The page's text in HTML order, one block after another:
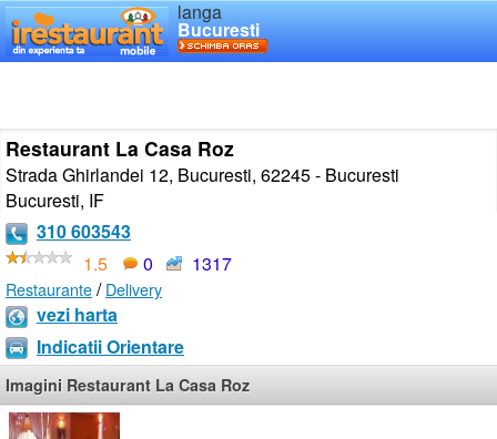
langa
Bucuresti
Restaurant La Casa Roz
Strada Ghirlandei 12, Bucuresti, 62245 - Bucuresti
Bucuresti, IF
310 603543
1.5
0 1317
Restaurante/Delivery
vezi harta
Indicatii Orientare
Imagini Restaurant La Casa Roz